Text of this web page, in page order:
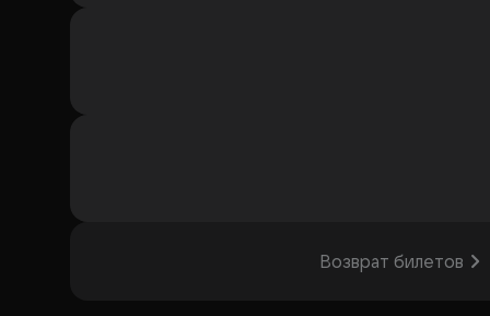
Возврат билетов